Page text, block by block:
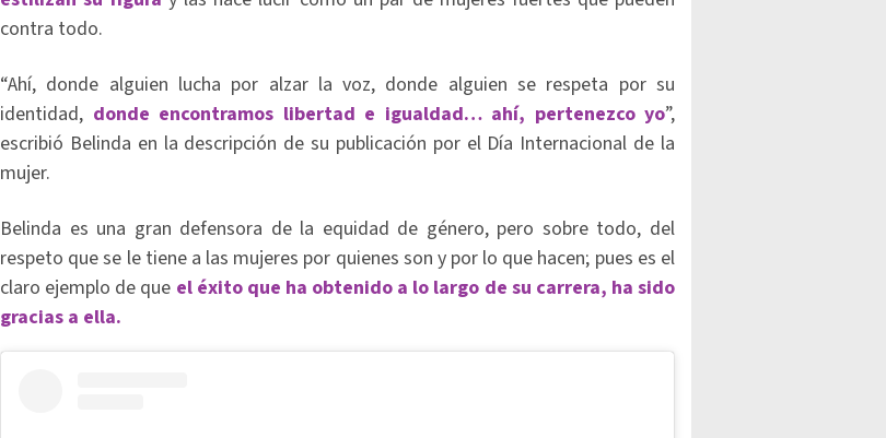
contra todo.
“Ahí, donde alguien lucha por alzar la voz, donde alguien se respeta por su
identidad, donde encontramos libertad e igualdad… ahí, pertenezco yo”,
escribió Belinda en la descripción de su publicación por el Día Internacional de la
mujer.
Belinda es una gran defensora de la equidad de género, pero sobre todo, del
respeto que se le tiene a las mujeres por quienes son y por lo que hacen; pues es el
claro ejemplo de que el éxito que ha obtenido a lo largo de su carrera, ha sido
gracias a ella.